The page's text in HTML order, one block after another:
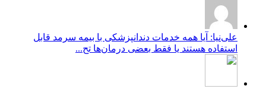
علی‌نیا: آیا همه خدمات دندانپزشکی با بیمه سرمد قابل
استفاده هستند یا فقط بعضی درمان‌ها تح...